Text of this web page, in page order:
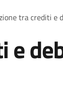
tra crediti e
e